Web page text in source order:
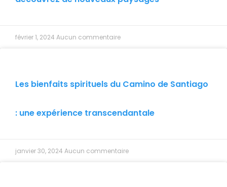
février 1, 2024 Aucun commentaire
Les bienfaits spirituels du Camino de Santiago
: une expérience transcendantale
janvier 30, 2024 Aucun commentaire